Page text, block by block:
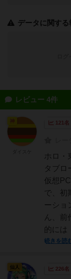
データに関する
レビュー 4件
121名
ホロ・
タブロ
仮想
で、初
ーショ
ん、前
的には
続きを読
神
226名
仙人